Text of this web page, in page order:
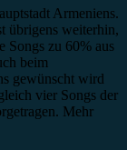
Armeniens.
übrigens weiterhin,
Songs zu 60% aus
beim
gewünscht wird
vier Songs der
Mehr